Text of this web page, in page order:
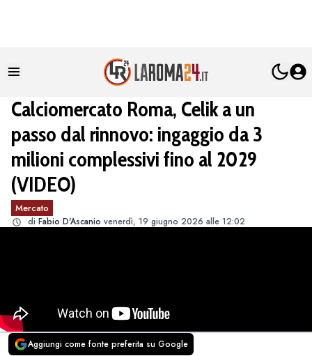
Calciomercato Roma, Celik a un
passo dal rinnovo: ingaggio da 3
milioni complessivi fino al 2029
(VIDEO)
Mercato
di Fabio D'Ascanio venerdì, 19 giugno 2026 alle 12:02
Aggiungi come fonte preferita su Google